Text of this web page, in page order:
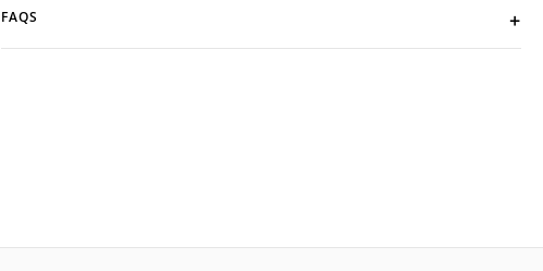
FAQS